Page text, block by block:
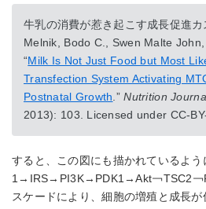
牛乳の消費が惹き起こす成長促進
Melnik, Bodo C., Swen Malte
“Milk Is Not Just Food but Most
Transfection System Activating
Postnatal Growth .”Nutrition
2013): 103. Licensed under CC-
すると、この図にも描かれているよ
1→IRS→PI3K→PDK1→Akt￢TSC2￢
スケードにより、細胞の増殖と成長が